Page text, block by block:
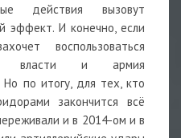
действия вызовут
И конечно, если
воспользоваться
власти и армия
по итогу, для тех, кто
закончится всё
и в 2014-ом и в